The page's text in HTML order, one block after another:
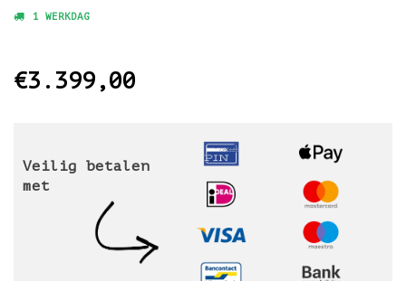
1 WERKDAG
€3.399,00
Veilig betalen
met